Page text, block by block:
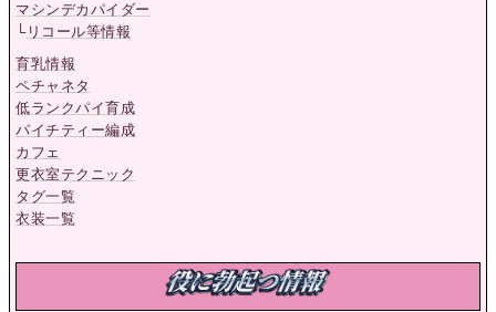
マシンデカパイダー
└リコール等情報
育乳情報
ペチャネタ
低ランクパイ育成
パイチティー編成
カフェ
更衣室テクニック
タグ一覧
衣装一覧